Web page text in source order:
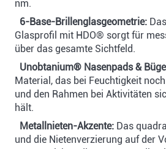
nm.
6-Base-Brillenglasgeometrie:
Glasprofil mit HDO® sorgt für
über das gesamte Sichtfeld.
Unobtanium® Nasenpads &
Material, das bei Feuchtigkeit
und den Rahmen bei Aktivitäten
hält.
Metallnieten-Akzente: Das
und die Nietenverzierung auf der